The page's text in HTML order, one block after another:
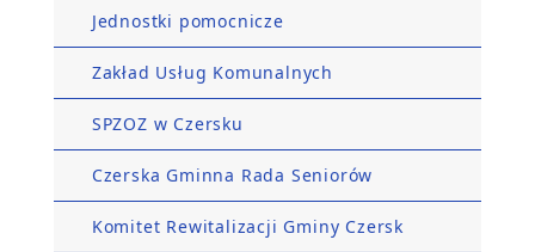
Jednostki pomocnicze
Zakład Usług Komunalnych
SPZOZ w Czersku
Czerska Gminna Rada Seniorów
Komitet Rewitalizacji Gminy Czersk